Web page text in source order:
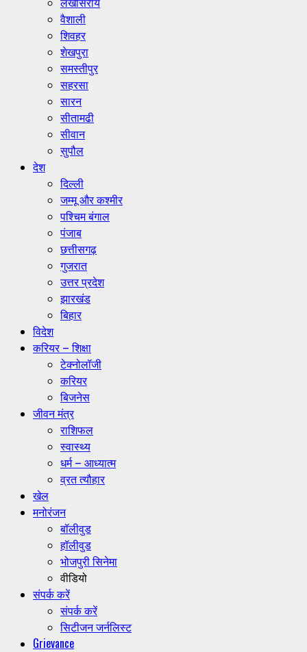
वैशाली
शिवहर
शेखपुरा
समस्तीपुर
सहरसा
सारन
सीतामढी
सीवान
सुपौल
देश
दिल्ली
जम्मू और कश्मीर
पश्चिम बंगाल
पंजाब
छत्तीसगढ़
गुजरात
उत्तर प्रदेश
झारखंड
बिहार
विदेश
करियर – शिक्षा
टेक्नोलॉजी
करियर
बिजनेस
जीवन मंत्र
राशिफल
स्वास्थ्य
धर्म – आध्यात्म
व्रत त्यौहार
खेल
मनोरंजन
बॉलीवुड
हॉलीवुड
भोजपुरी सिनेमा
वीडियो
संपर्क करें
संपर्क करें
सिटीजन जर्नलिस्ट
Grievance